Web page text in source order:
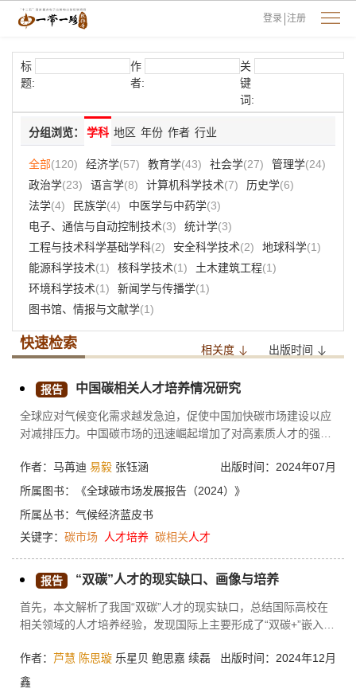
登录 注册
标
题:
作
者:
关
键
词:
分组浏览： 学科 地区 年份 作者 行业
全部(120) 经济学(57) 教育学(43) 社会学(27) 管理学(24)
政治学(23) 语言学(8) 计算机科学技术(7) 历史学(6)
法学(4) 民族学(4) 中医学与中药学(3)
电子、通信与自动控制技术(3) 统计学(3)
工程与技术科学基础学科(2) 安全科学技术(2) 地球科学(1)
能源科学技术(1) 核科学技术(1) 土木建筑工程(1)
环境科学技术(1) 新闻学与传播学(1)
图书馆、情报与文献学(1)
快速检索 相关度 出版时间
报告 中国碳相关人才培养情况研究
全球应对气候变化需求越发急迫，促使中国加快碳市场建设以应
对减排压力。中国碳市场的迅速崛起增加了对高素质人才的强烈
系的建立迫在眉睫。本报告旨在深入探讨碳市场发展对人才的需
求及相应的培养机制，着重揭示当前碳市场发展所面临的人才需
待提升等问题。本报告通过借鉴欧盟、德国和美国的先进实践经
验，采用案例分析方法，从实践角度出发，提出加大重点行业员
工职业技能培训力度、加快培养高层次科技创新型人才、重视国
际化人才培养等适用于我国碳相关人才培养的政策建议，为我国
碳市场的可持续发展提供必要的人才支撑和政策指导。
出版时间：2024年07月
作者：马苒迪 易毅 张钰涵
所属图书：
《全球碳市场发展报告（2024）》
所属丛书： 气候经济蓝皮书
关键字： 碳市场 人才培养 碳相关人才
报告 “双碳”人才的现实缺口、画像与培养
首先，本文解析了我国“双碳”人才的现实缺口，总结国际高校在
相关领域的人才培养经验，发现国际上主要形成了“双碳+”嵌入式
“双碳”方向的延伸，涵盖多个领域；后者则以应对气候变化为核
心，培养“双碳”领域专项人才。其次，通过质性研究和定量研究
出版时间：2024年12月
作者： 芦慧 陈思璇 乐星贝 鲍思嘉 续磊
鑫